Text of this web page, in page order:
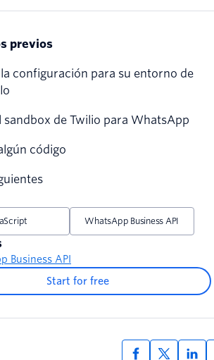
previos
la configuración para su entorno de
sandbox de Twilio para WhatsApp
código
WhatsApp Business API
Business API
Start for free